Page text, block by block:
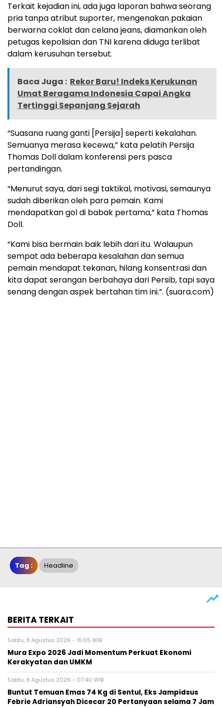
Terkait kejadian ini, ada juga laporan bahwa seorang
pria tanpa atribut suporter, mengenakan pakaian
berwarna coklat dan celana jeans, diamankan oleh
petugas kepolisian dan TNI karena diduga terlibat
dalam kerusuhan tersebut.
Baca Juga : Rekor Baru! Indeks Kerukunan
Umat Beragama Indonesia Capai Angka
Tertinggi Sepanjang Sejarah
“Suasana ruang ganti [Persija] seperti kekalahan.
Semuanya merasa kecewa,” kata pelatih Persija
Thomas Doll dalam konferensi pers pasca
pertandingan.
“Menurut saya, dari segi taktikal, motivasi, semaunya
sudah diberikan oleh para pemain. Kami
mendapatkan gol di babak pertama,” kata Thomas
Doll.
“Kami bisa bermain baik lebih dari itu. Walaupun
sempat ada beberapa kesalahan dan semua
pemain mendapat tekanan, hilang konsentrasi dan
kita dapat serangan berbahaya dari Persib, tapi saya
senang dengan aspek bertahan tim ini.”. (suara.com)
Tag : Headline
BERITA TERKAIT
Sabtu, 8 Agustus 2026 - 15:05 WIB
Mura Expo 2026 Jadi Momentum Perkuat Ekonomi
Kerakyatan dan UMKM
Sabtu, 8 Agustus 2026 - 07:40 WIB
Buntut Temuan Emas 74 Kg di Sentul, Eks Jampidsus
Febrie Adriansyah Dicecar 20 Pertanyaan selama 7 Jam